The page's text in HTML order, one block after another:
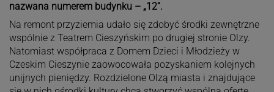
nazwana numerem budynku – „12”.
Na remont przyziemia udało się zdobyć środki zewnętrzne
wspólnie z Teatrem Cieszyńskim po drugiej stronie Olzy.
Natomiast współpraca z Domem Dzieci i Młodzieży w
Czeskim Cieszynie zaowocowała pozyskaniem kolejnych
unijnych pieniędzy. Rozdzielone Olzą miasta i znajdujące